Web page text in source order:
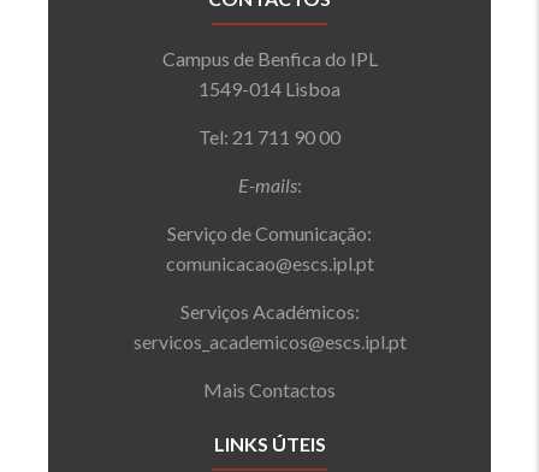
Campus de Benfica do IPL
1549-014 Lisboa
Tel: 21 711 90 00
E-mails:
Serviço de Comunicação:
comunicacao@escs.ipl.pt
Serviços Académicos:
servicos_academicos@escs.ipl.pt
Mais Contactos
LINKS ÚTEIS